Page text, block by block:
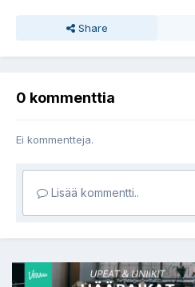
Share
0 kommenttia
Ei kommentteja.
Lisää kommentti..